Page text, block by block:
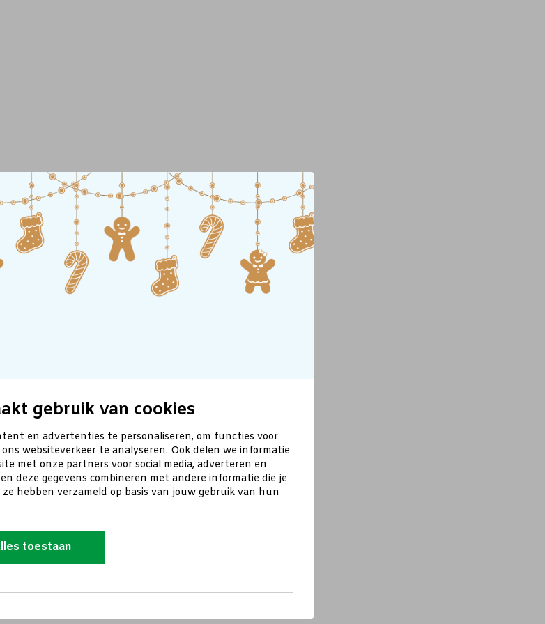
gebruik van cookies
en advertenties te personaliseren, om functies voor
websiteverkeer te analyseren. Ook delen we informatie
met onze partners voor social media, adverteren en
deze gegevens combineren met andere informatie die je
hebben verzameld op basis van jouw gebruik van hun
toestaan